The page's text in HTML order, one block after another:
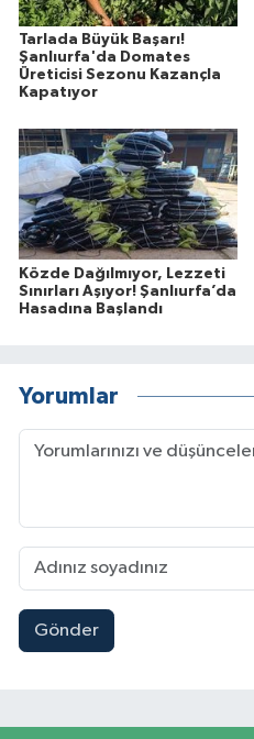
Tarlada Büyük Başarı!
Şanlıurfa'da Domates
Üreticisi Sezonu Kazançla
Kapatıyor
Közde Dağılmıyor, Lezzeti
Sınırları Aşıyor! Şanlıurfa’da
Hasadına Başlandı
Yorumlar
Gönder